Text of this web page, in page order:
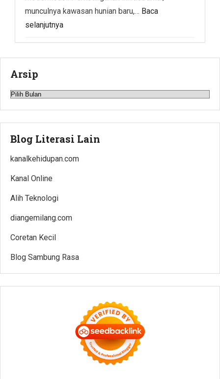
munculnya kawasan hunian baru,… Baca
selanjutnya
Arsip
Arsip
Blog Literasi Lain
kanalkehidupan.com
Kanal Online
Alih Teknologi
diangemilang.com
Coretan Kecil
Blog Sambung Rasa